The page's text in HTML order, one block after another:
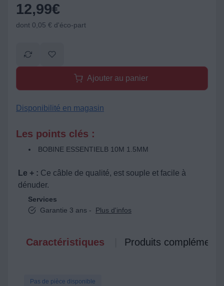
12,99€
dont 0,05 € d'éco-part
Ajouter au panier
Disponibilité en magasin
Les points clés :
BOBINE ESSENTIELB 10M 1.5MM
Le + : Ce câble de qualité, est souple et facile à
dénuder.
Services
Garantie 3 ans -
Plus d'infos
Caractéristiques Produits
Pas de pièce disponible